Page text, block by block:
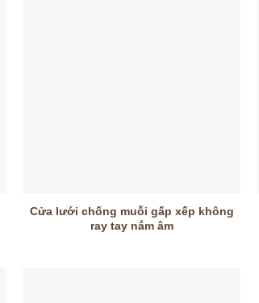
Cửa lưới chống muỗi gấp xếp không
ray tay nắm âm